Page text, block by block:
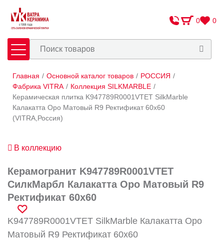
0 0
Плитка Сантехника
Оплата и доставка
О Компании
Адреса салонов
Главная / Основной каталог товаров / РОССИЯ /
Фабрика VITRA / Коллекция SILKMARBLE /
Керамическая плитка K947789R0001VTET SilkMarble
Калакатта Оро Матовый R9 Ректификат 60x60
(VITRA,Россия)
В коллекцию
Керамогранит K947789R0001VTET
СилкМарбл Калакатта Оро Матовый R9
Ректификат 60x60
K947789R0001VTET SilkMarble Калакатта Оро
Матовый R9 Ректификат 60x60